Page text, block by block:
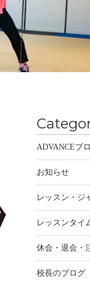
ADVANCEブ
お知らせ
レッスン・ジ
レッスンタイ
休会・退会・
校長のブログ